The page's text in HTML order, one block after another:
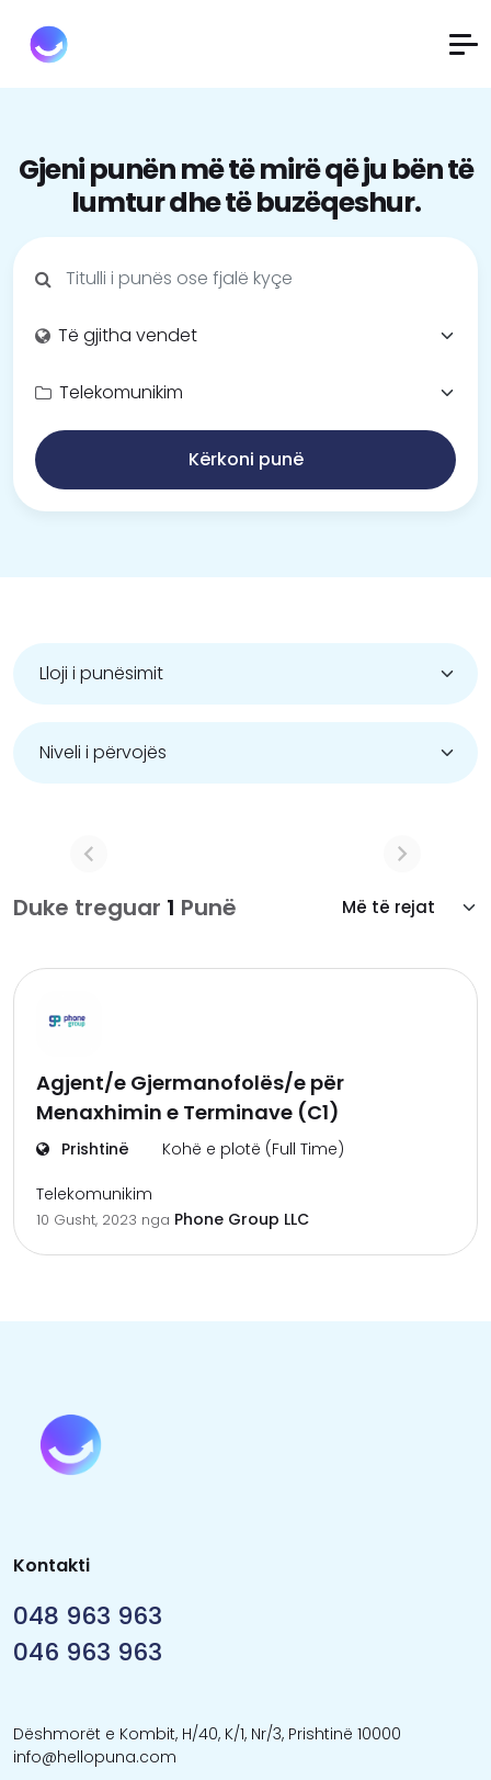
Gjeni punën më të mirë që ju bën të
lumtur dhe të buzëqeshur.
Kërkoni punë
Duke treguar 1 Punë
Agjent/e Gjermanofolës/e për
Menaxhimin e Terminave (C1)
Prishtinë Kohë e plotë (Full Time)
Telekomunikim
10 Gusht, 2023 nga Phone Group LLC
Kontakti
048 963 963
046 963 963
Dëshmorët e Kombit, H/40, K/1, Nr/3, Prishtinë 10000
info@hellopuna.com